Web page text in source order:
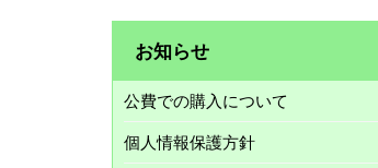
お知らせ
公費での購入について
個人情報保護方針